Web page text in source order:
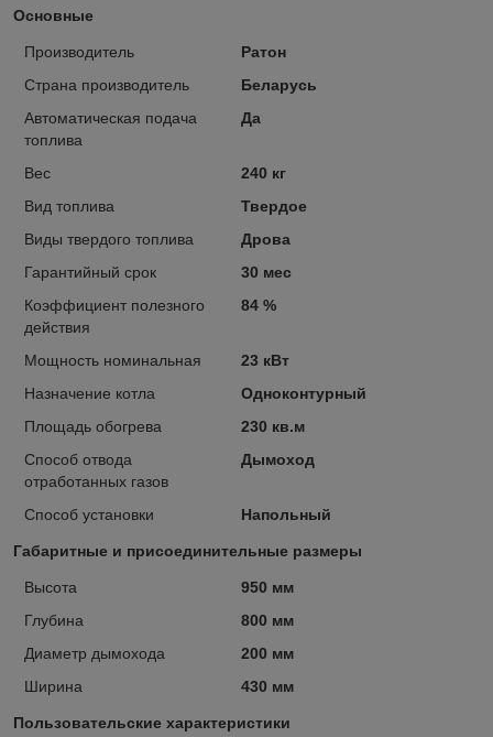
Основные
Производитель
Ратон
Страна производитель
Беларусь
Автоматическая подача
топлива
Да
Вес
240 кг
Вид топлива
Твердое
Виды твердого топлива
Дрова
Гарантийный срок
30 мес
Коэффициент полезного
действия
84 %
Мощность номинальная
23 кВт
Назначение котла
Одноконтурный
Площадь обогрева
230 кв.м
Способ отвода
отработанных газов
Дымоход
Способ установки Напольный
Габаритные и присоединительные размеры
Высота
950 мм
Глубина
800 мм
Диаметр дымохода
200 мм
Ширина
430 мм
Пользовательские характеристики